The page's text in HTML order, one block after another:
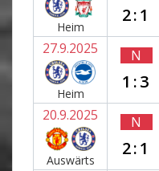
Heim
2:1
27.9.2025
Heim
N
1:3
20.9.2025
Auswärts
N
2:1